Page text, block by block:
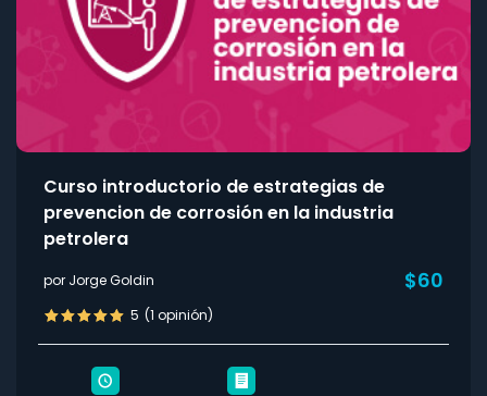
Curso introductorio de estrategias de
prevencion de corrosión en la industria
petrolera
por Jorge Goldin $60
5 (1 opinión)